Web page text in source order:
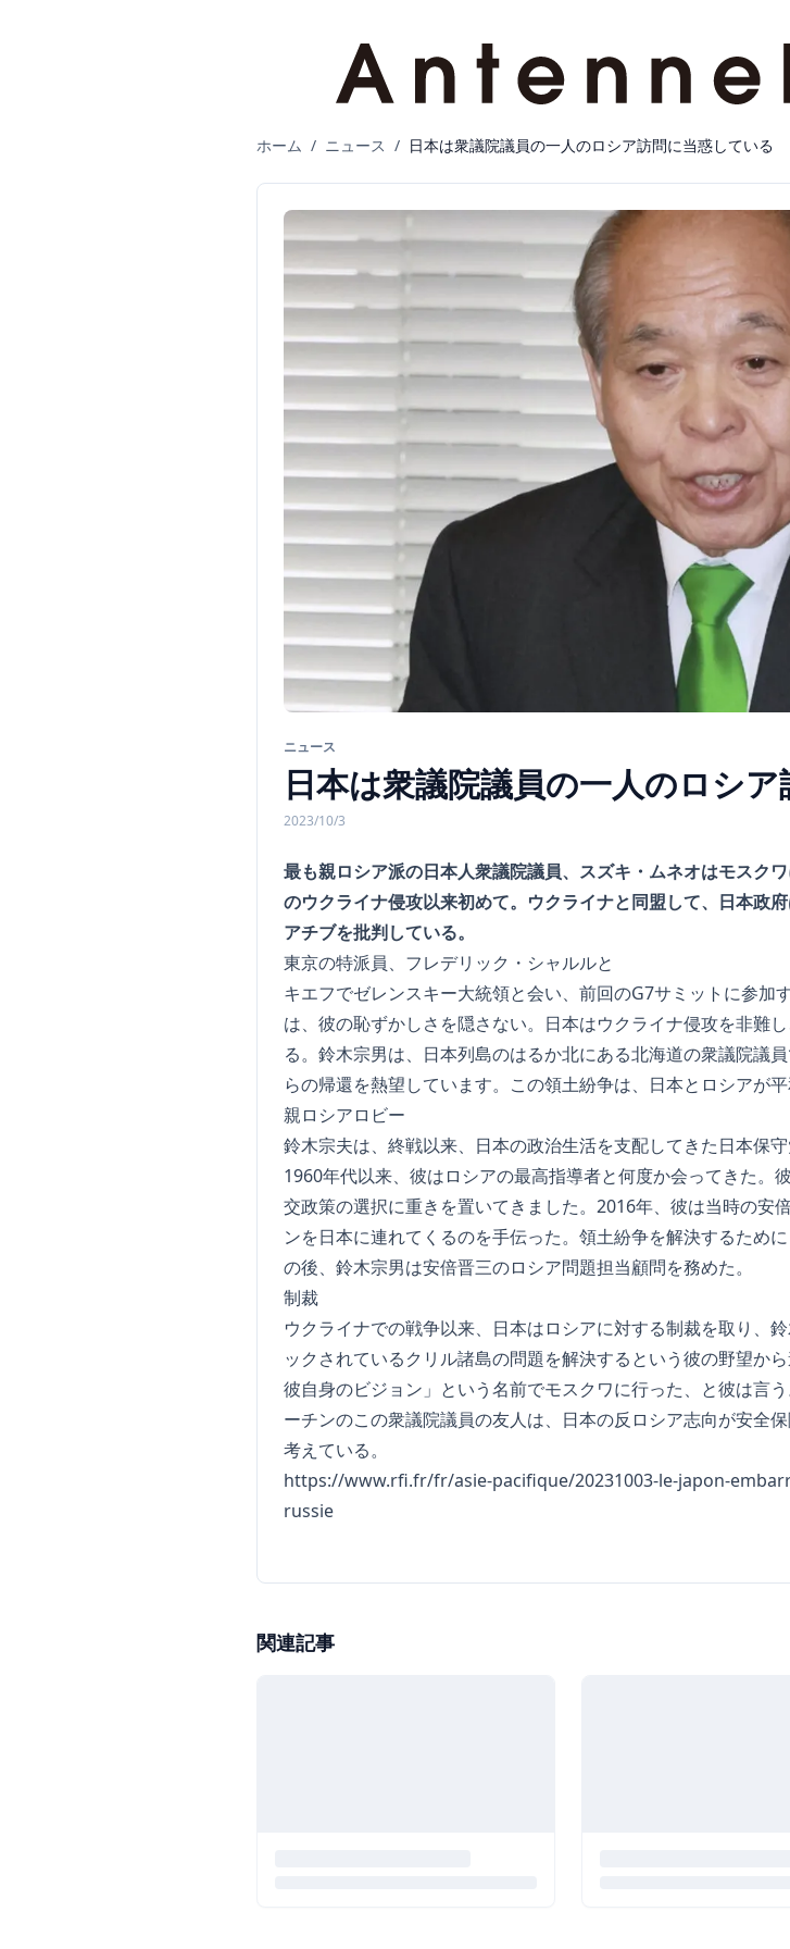
ホーム / ニュース / 日本は衆議院議員の一人のロシア訪問に当惑している
ニュース
日本は衆議院議員の一人のロシ
2023/10/3
最も親ロシア派の日本人衆議院議員、スズキ・ムネオはモスク
のウクライナ侵攻以来初めて。ウクライナと同盟して、日本政
アチブを批判している。
東京の特派員、フレデリック・シャルルと
キエフでゼレンスキー大統領と会い、前回のG7サミットに参加
は、彼の恥ずかしさを隠さない。日本はウクライナ侵攻を非難
る。鈴木宗男は、日本列島のはるか北にある北海道の衆議院議
らの帰還を熱望しています。この領土紛争は、日本とロシアが
親ロシアロビー
鈴木宗夫は、終戦以来、日本の政治生活を支配してきた日本保
1960年代以来、彼はロシアの最高指導者と何度か会ってきた。
交政策の選択に重きを置いてきました。2016年、彼は当時の安
ンを日本に連れてくるのを手伝った。領土紛争を解決するため
の後、鈴木宗男は安倍晋三のロシア問題担当顧問を務めた。
制裁
ウクライナでの戦争以来、日本はロシアに対する制裁を取り、
ックされているクリル諸島の問題を解決するという彼の野望か
彼自身のビジョン」という名前でモスクワに行った、と彼は言
ーチンのこの衆議院議員の友人は、日本の反ロシア志向が安全
考えている。
https://www.rfi.fr/fr/asie-pacifique/20231003-le-japon-
russie
関連記事